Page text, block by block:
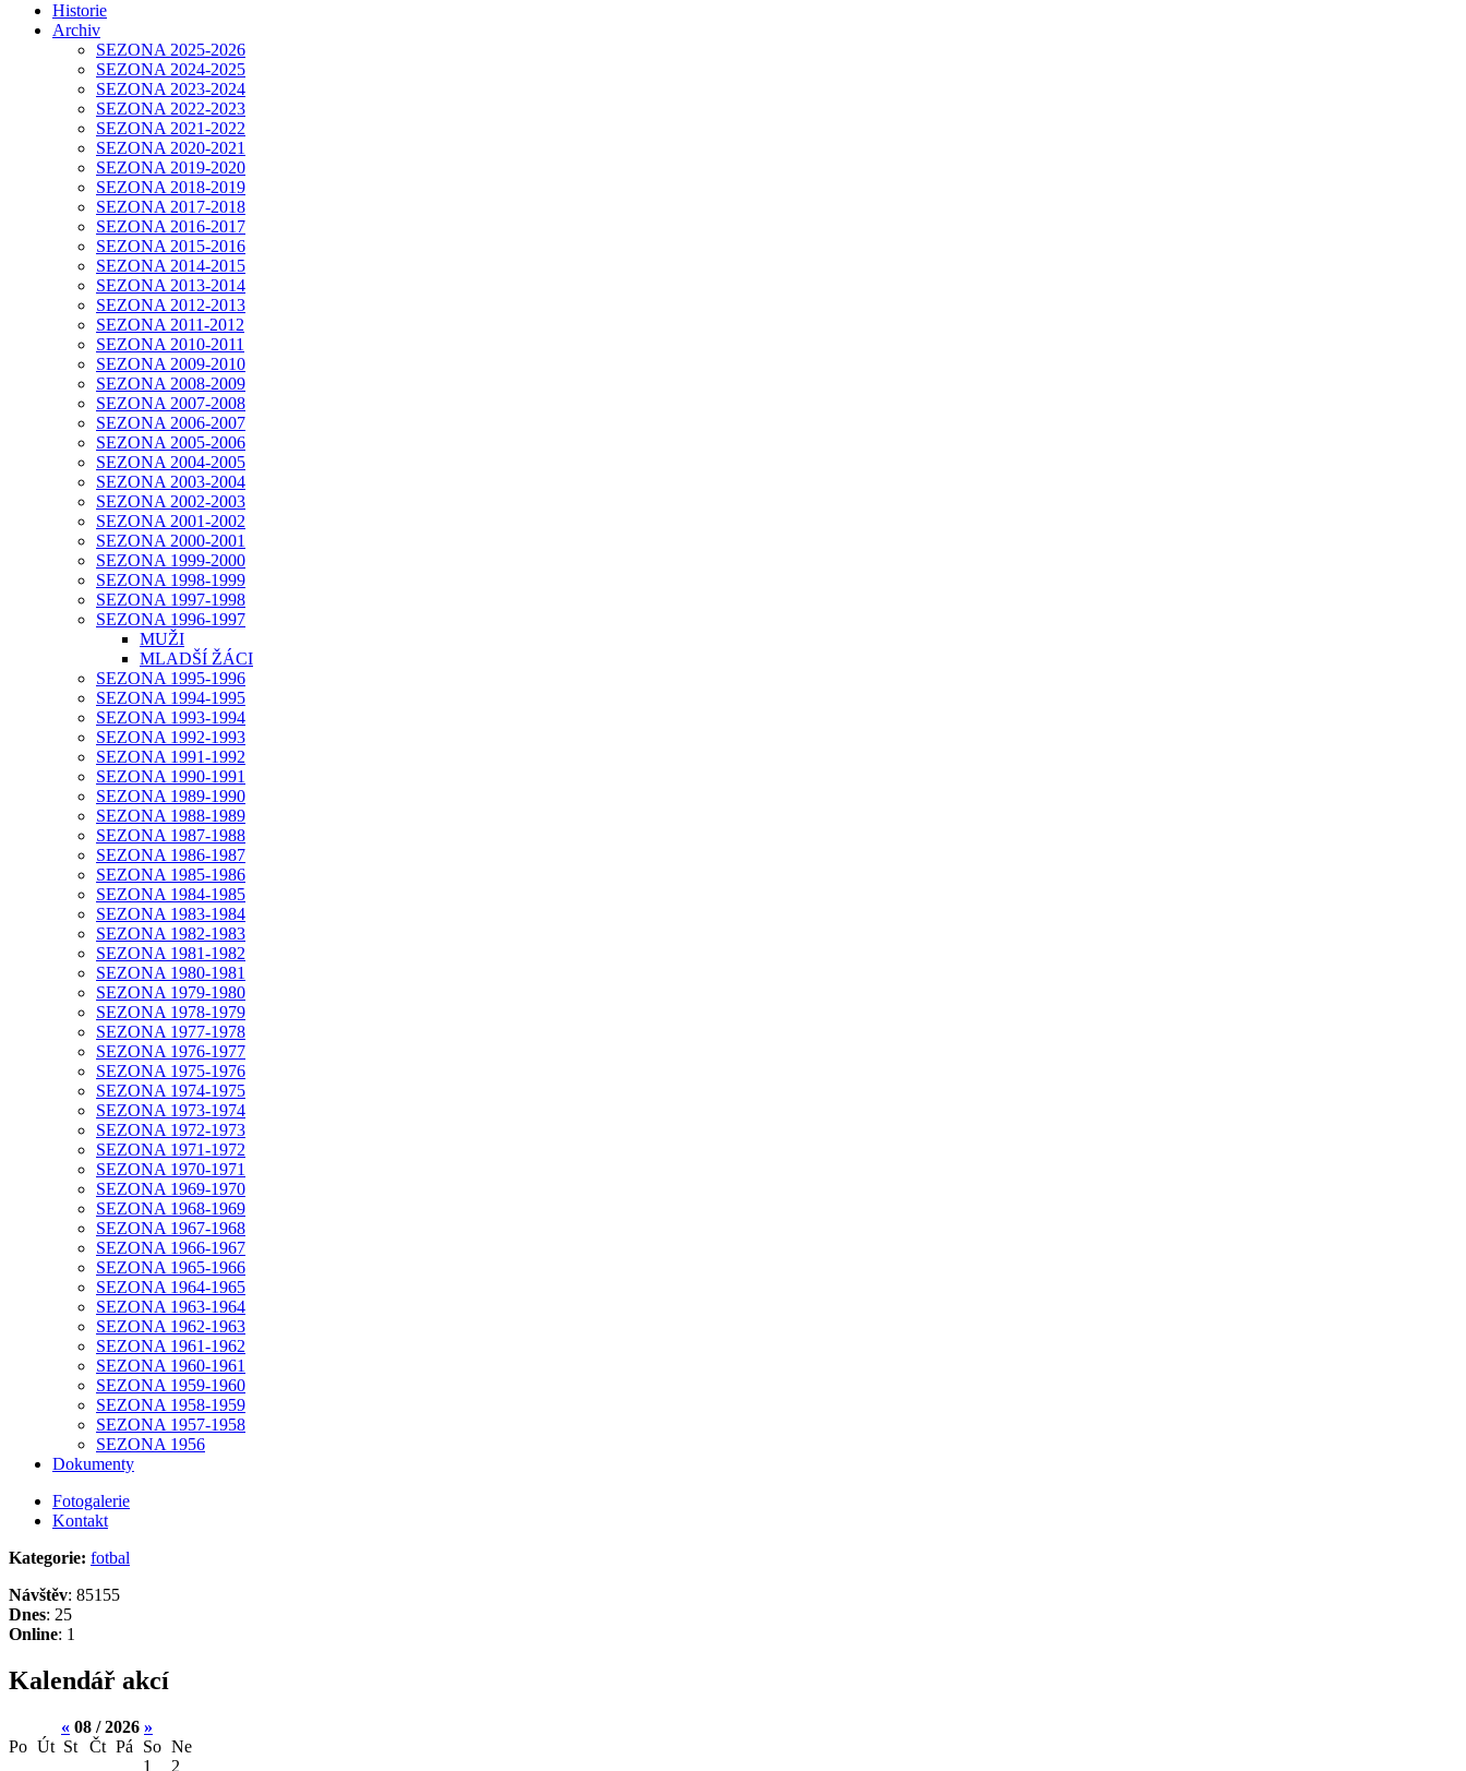
Historie
Archiv
SEZONA 2025-2026
SEZONA 2024-2025
SEZONA 2023-2024
SEZONA 2022-2023
SEZONA 2021-2022
SEZONA 2020-2021
SEZONA 2019-2020
SEZONA 2018-2019
SEZONA 2017-2018
SEZONA 2016-2017
SEZONA 2015-2016
SEZONA 2014-2015
SEZONA 2013-2014
SEZONA 2012-2013
SEZONA 2011-2012
SEZONA 2010-2011
SEZONA 2009-2010
SEZONA 2008-2009
SEZONA 2007-2008
SEZONA 2006-2007
SEZONA 2005-2006
SEZONA 2004-2005
SEZONA 2003-2004
SEZONA 2002-2003
SEZONA 2001-2002
SEZONA 2000-2001
SEZONA 1999-2000
SEZONA 1998-1999
SEZONA 1997-1998
SEZONA 1996-1997
MUŽI
MLADŠÍ ŽÁCI
SEZONA 1995-1996
SEZONA 1994-1995
SEZONA 1993-1994
SEZONA 1992-1993
SEZONA 1991-1992
SEZONA 1990-1991
SEZONA 1989-1990
SEZONA 1988-1989
SEZONA 1987-1988
SEZONA 1986-1987
SEZONA 1985-1986
SEZONA 1984-1985
SEZONA 1983-1984
SEZONA 1982-1983
SEZONA 1981-1982
SEZONA 1980-1981
SEZONA 1979-1980
SEZONA 1978-1979
SEZONA 1977-1978
SEZONA 1976-1977
SEZONA 1975-1976
SEZONA 1974-1975
SEZONA 1973-1974
SEZONA 1972-1973
SEZONA 1971-1972
SEZONA 1970-1971
SEZONA 1969-1970
SEZONA 1968-1969
SEZONA 1967-1968
SEZONA 1966-1967
SEZONA 1965-1966
SEZONA 1964-1965
SEZONA 1963-1964
SEZONA 1962-1963
SEZONA 1961-1962
SEZONA 1960-1961
SEZONA 1959-1960
SEZONA 1958-1959
SEZONA 1957-1958
SEZONA 1956
Dokumenty
Fotogalerie
Kontakt
Kategorie: fotbal
Návštěv: 85155
Dnes: 25
Online: 1
Kalendář akcí
« 08 / 2026 »
Po Út St Čt Pá So Ne
1
2